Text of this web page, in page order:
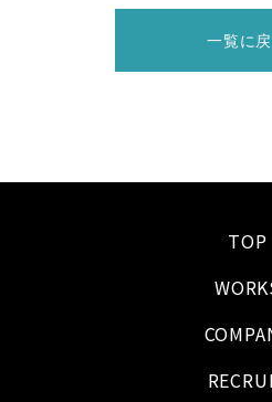
一覧に
TOP